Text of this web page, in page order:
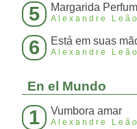
5 Margarida
Alexandre Leão
6 Está em suas
Alexandre Leão
En el Mundo
1 Vumbora amar
Alexandre Leão